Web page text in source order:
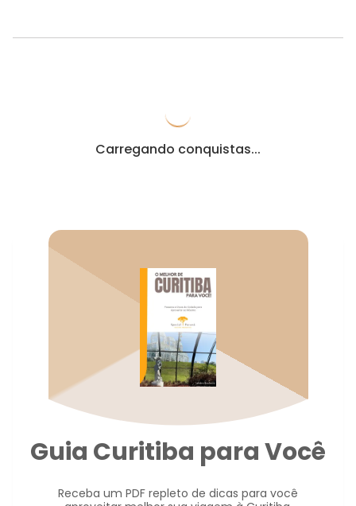
Carregando conquistas...
Guia Curitiba para Você
Receba um PDF repleto de dicas para você